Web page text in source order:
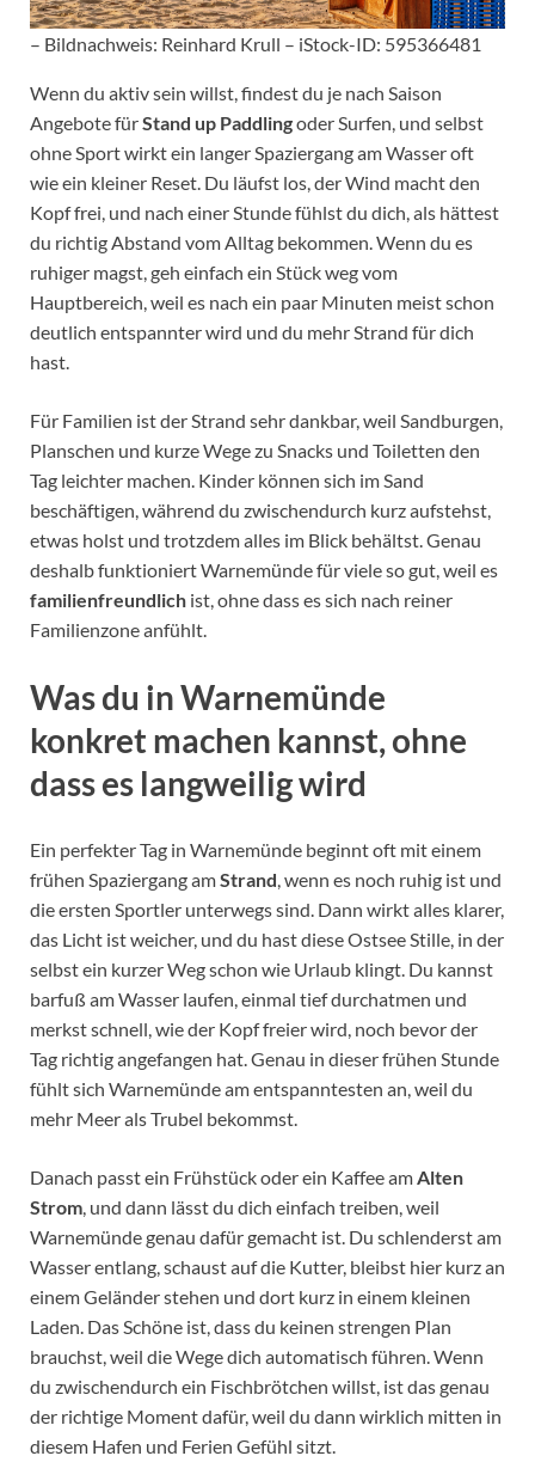
– Bildnachweis: Reinhard Krull – iStock-ID: 595366481
Wenn du aktiv sein willst, findest du je nach Saison
Angebote fürStand up Paddlingoder Surfen, und selbst
ohne Sport wirkt ein langer Spaziergang am Wasser oft
wie ein kleiner Reset. Du läufst los, der Wind macht den
Kopf frei, und nach einer Stunde fühlst du dich, als hättest
du richtig Abstand vom Alltag bekommen. Wenn du es
ruhiger magst, geh einfach ein Stück weg vom
Hauptbereich, weil es nach ein paar Minuten meist schon
deutlich entspannter wird und du mehr Strand für dich
hast.
Für Familien ist der Strand sehr dankbar, weil Sandburgen,
Planschen und kurze Wege zu Snacks und Toiletten den
Tag leichter machen. Kinder können sich im Sand
beschäftigen, während du zwischendurch kurz aufstehst,
etwas holst und trotzdem alles im Blick behältst. Genau
deshalb funktioniert Warnemünde für viele so gut, weil es
familienfreundlich ist, ohne dass es sich nach reiner
Familienzone anfühlt.
Was du in Warnemünde
konkret machen kannst, ohne
dass es langweilig wird
Ein perfekter Tag in Warnemünde beginnt oft mit einem
frühen Spaziergang amStrand , wenn es noch ruhig ist und
die ersten Sportler unterwegs sind. Dann wirkt alles klarer,
das Licht ist weicher, und du hast diese Ostsee Stille, in der
selbst ein kurzer Weg schon wie Urlaub klingt. Du kannst
barfuß am Wasser laufen, einmal tief durchatmen und
merkst schnell, wie der Kopf freier wird, noch bevor der
Tag richtig angefangen hat. Genau in dieser frühen Stunde
fühlt sich Warnemünde am entspanntesten an, weil du
mehr Meer als Trubel bekommst.
Danach passt ein Frühstück oder ein Kaffee am Alten
Strom , und dann lässt du dich einfach treiben, weil
Warnemünde genau dafür gemacht ist. Du schlenderst am
Wasser entlang, schaust auf die Kutter, bleibst hier kurz an
einem Geländer stehen und dort kurz in einem kleinen
Laden. Das Schöne ist, dass du keinen strengen Plan
brauchst, weil die Wege dich automatisch führen. Wenn
du zwischendurch ein Fischbrötchen willst, ist das genau
der richtige Moment dafür, weil du dann wirklich mitten in
diesem Hafen und Ferien Gefühl sitzt.